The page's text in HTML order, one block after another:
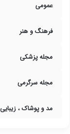
عمومی
فرهنگ و هنر
مجله پزشکی
مجله سرگرمی
مد و پوشاک ، زیبایی